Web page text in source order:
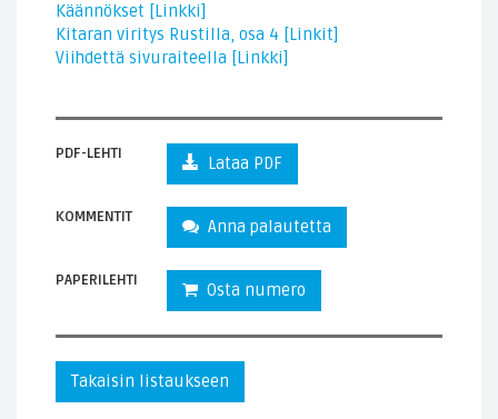
Käännökset [Linkki]
Kitaran viritys Rustilla, osa 4 [Linkit]
Viihdettä sivuraiteella [Linkki]
PDF-LEHTI Lataa PDF
KOMMENTIT Anna palautetta
PAPERILEHTI Osta numero
Takaisin listaukseen